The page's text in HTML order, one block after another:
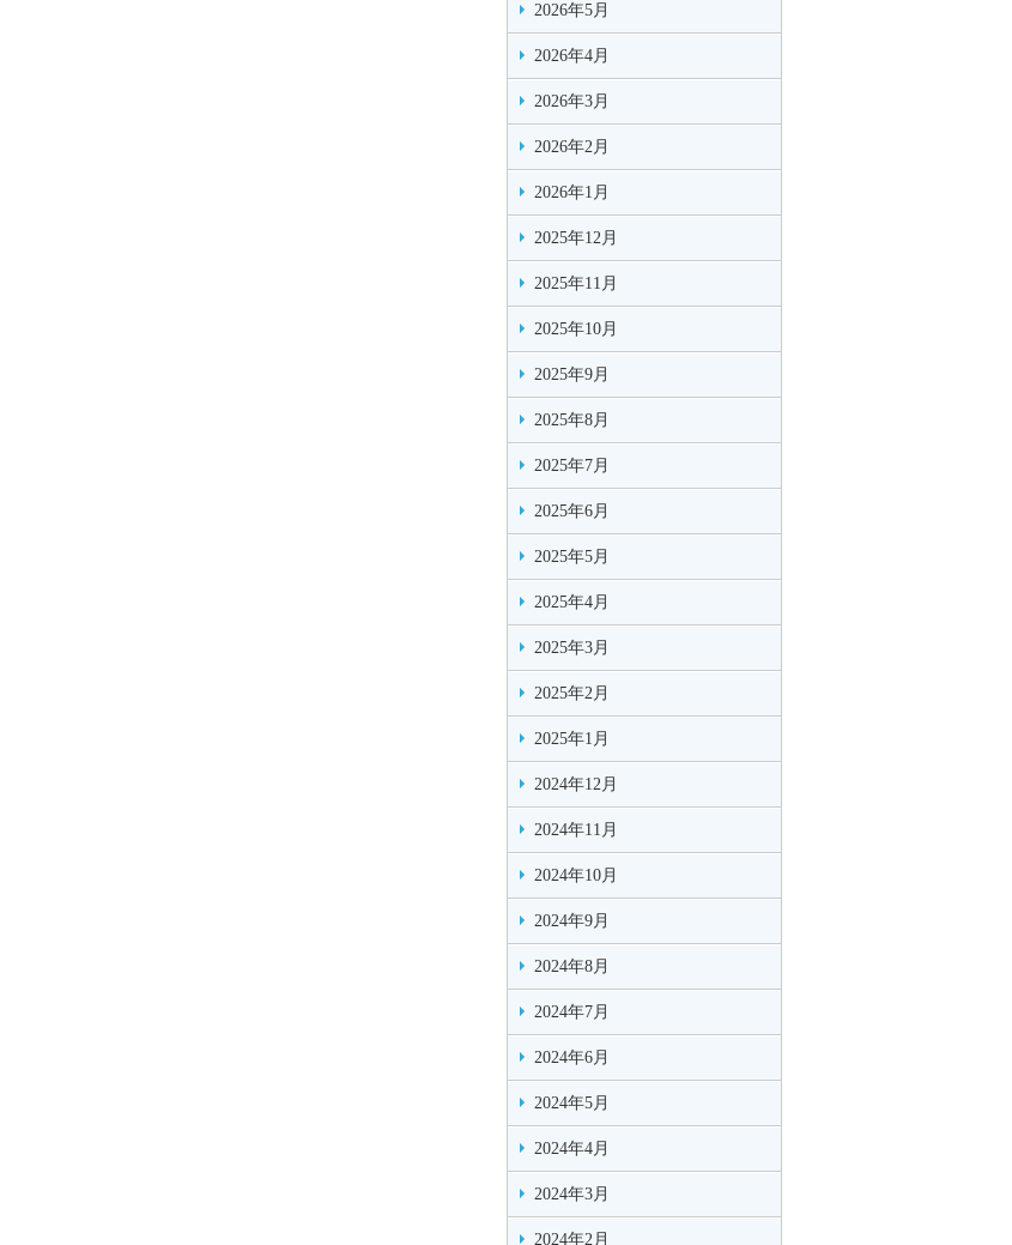
2026年5月
2026年4月
2026年3月
2026年2月
2026年1月
2025年12月
2025年11月
2025年10月
2025年9月
2025年8月
2025年7月
2025年6月
2025年5月
2025年4月
2025年3月
2025年2月
2025年1月
2024年12月
2024年11月
2024年10月
2024年9月
2024年8月
2024年7月
2024年6月
2024年5月
2024年4月
2024年3月
2024年2月